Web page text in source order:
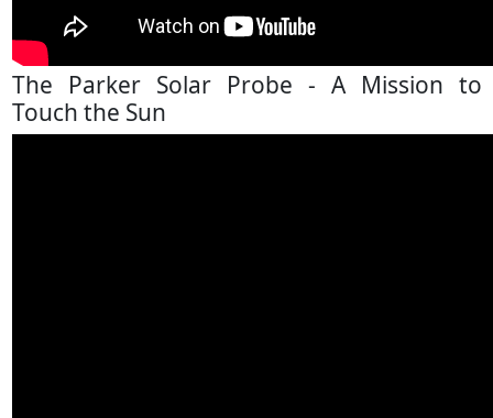
The Parker Solar Probe - A Mission to
Touch the Sun